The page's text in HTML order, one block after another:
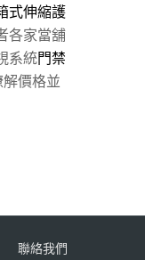
式伸縮護
各家當舖
系統門禁
解價格並
聯絡我們